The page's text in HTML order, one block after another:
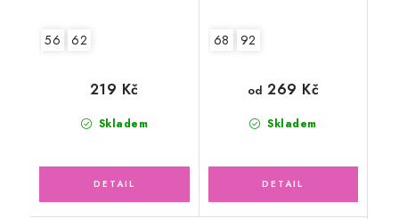
56 62
Skladem
219 Kč
68 92
Skladem
od 269 Kč